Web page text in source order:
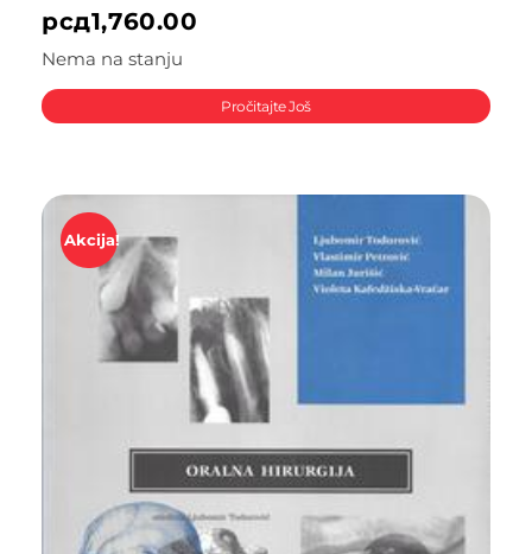
рсд1,760.00
Nema na stanju
Pročitajte Još
Akcija!